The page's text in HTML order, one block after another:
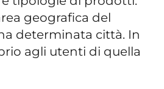
geografica del
determinata città. In
agli utenti di quella